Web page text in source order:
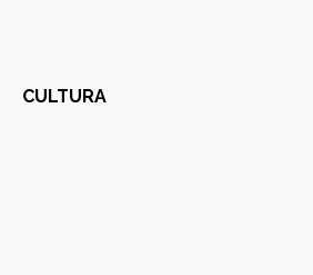
CULTURA